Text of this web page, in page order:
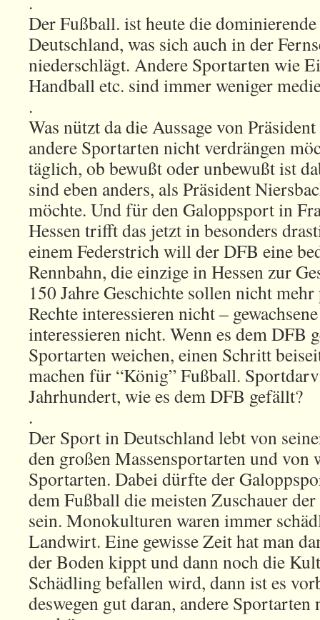
Der Fußball. ist heute die
Deutschland, was sich auch in der
niederschlägt. Andere Sportarten wie
Handball etc. sind immer weniger
.
Was nützt da die Aussage von
andere Sportarten nicht verdrängen
täglich, ob bewußt oder unbewußt ist
sind eben anders, als Präsident
möchte. Und für den Galoppsport in
Hessen trifft das jetzt in besonders
einem Federstrich will der DFB eine
Rennbahn, die einzige in Hessen zur
150 Jahre Geschichte sollen nicht
Rechte interessieren nicht –
interessieren nicht. Wenn es dem DFB
Sportarten weichen, einen Schritt
machen für “König” Fußball.
Jahrhundert, wie es dem DFB gefällt?
.
Der Sport in Deutschland lebt von
den großen Massensportarten und von
Sportarten. Dabei dürfte der
dem Fußball die meisten Zuschauer
sein. Monokulturen waren immer
Landwirt. Eine gewisse Zeit hat man
der Boden kippt und dann noch die
Schädling befallen wird, dann ist es
deswegen gut daran, andere